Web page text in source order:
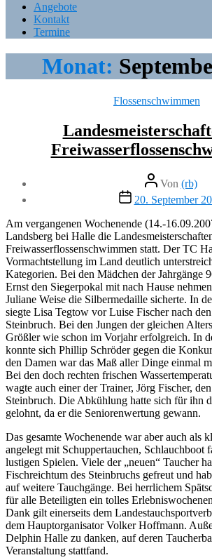
Angebote
Kontakt
Termine
Monat:
Kategorien
Flossenschwimmen
Beitragsautor
Von (rb)
20. September
Am vergangenen Wochenende (14.-
Landsberg bei Halle die
Freiwasserflossenschwimmen statt. Der TC
Vormachtstellung im Land deutlich
Kategorien. Bei den Mädchen der Jahrgänge
Ernst den Siegerpokal mit nach Hause
Juliane Weise die Silbermedaille sicherte. In
siegte Lisa Tegtow vor Luise Fischer nach
Steinbruch. Bei den Jungen der gleichen
Größler wie schon im Vorjahr erfolgreich. In
konnte sich Phillip Schröder gegen die
den Damen war das Maß aller Dinge einmal
Bei den doch rechten frischen
wagte auch einer der Trainer, Jörg Fischer,
Steinbruch. Die Abkühlung hatte sich für ihn
gelohnt, da er die Seniorenwertung gewann.
Das gesamte Wochenende war aber auch als
angelegt mit Schuppertauchen, Schlauchboot
lustigen Spielen. Viele der „neuen“ Taucher
Fischreichtum des Steinbruchs gefreut und
auf weitere Tauchgänge. Bei herrlichem
für alle Beteiligten ein tolles
Dank gilt einerseits dem
dem Hauptorganisator Volker Hoffmann.
Delphin Halle zu danken, auf deren
Veranstaltung stattfand.